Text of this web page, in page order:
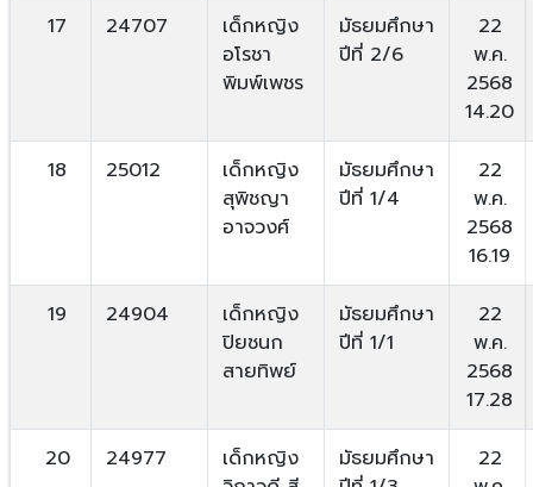
17 24707
เด็กหญิง
อโรชา
พิมพ์เพชร
มัธยมศึกษา
ปีที่ 2/6
22
พ.ค.
2568
14.20
18 25012
เด็กหญิง
สุพิชญา
อาจวงศ์
มัธยมศึกษา
ปีที่ 1/4
22
พ.ค.
2568
16.19
19 24904
เด็กหญิง
ปิยชนก
สายทิพย์
มัธยมศึกษา
ปีที่ 1/1
22
พ.ค.
2568
17.28
20 24977
เด็กหญิง
มัธยมศึกษา
22